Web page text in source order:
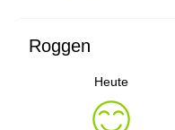
Roggen
Heute